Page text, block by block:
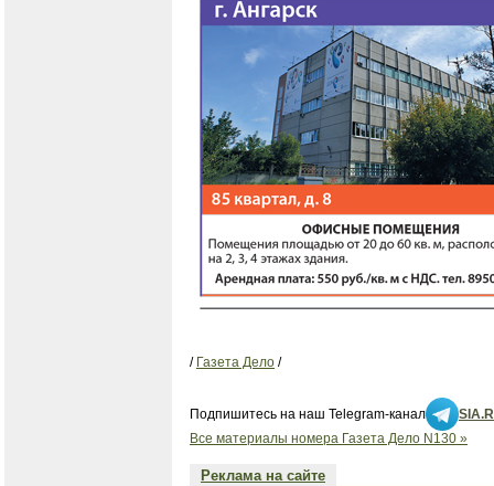
/ Газета Дело /
Подпишитесь на наш Telegram-канал
Все материалы номера Газета Дело N130 »
Реклама на сайте